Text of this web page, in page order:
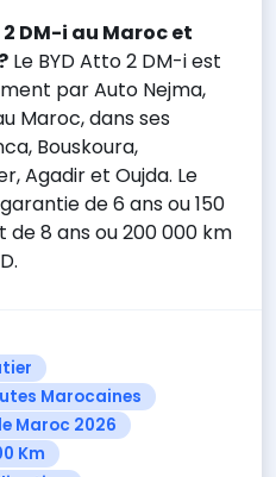
DM-i au Maroc et
Le BYD Atto 2 DM-i est
par Auto Nejma,
Maroc, dans ses
Bouskoura,
Agadir et Oujda. Le
de 6 ans ou 150
de 8 ans ou 200 000 km
Marocaines
Maroc 2026
Km